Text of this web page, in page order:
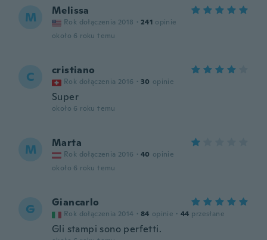
M Melissa
Rok dołączenia 2018 · 241 opinie
około 6 roku temu
C cristiano
Rok dołączenia 2016 · 30 opinie
Super
około 6 roku temu
M Marta
Rok dołączenia 2016 · 40 opinie
około 6 roku temu
G Giancarlo
Rok dołączenia 2014 · 84 opinie · 44 przesłane
Gli stampi sono perfetti.